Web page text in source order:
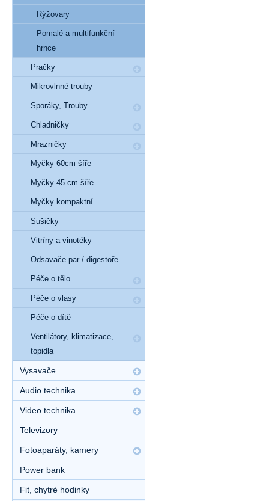
Rýžovary
Pomalé a multifunkční
hrnce
Pračky
Mikrovlnné trouby
Sporáky, Trouby
Chladničky
Mrazničky
Myčky 60cm šíře
Myčky 45 cm šíře
Myčky kompaktní
Sušičky
Vitríny a vinotéky
Odsavače par / digestoře
Péče o tělo
Péče o vlasy
Péče o dítě
Ventilátory, klimatizace,
topidla
Vysavače
Audio technika
Video technika
Televizory
Fotoaparáty, kamery
Power bank
Fit, chytré hodinky